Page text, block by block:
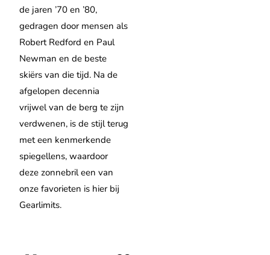
de jaren ’70 en ’80,
gedragen door mensen als
Robert Redford en Paul
Newman en de beste
skiërs van die tijd. Na de
afgelopen decennia
vrijwel van de berg te zijn
verdwenen, is de stijl terug
met een kenmerkende
spiegellens, waardoor
deze zonnebril een van
onze favorieten is hier bij
Gearlimits.